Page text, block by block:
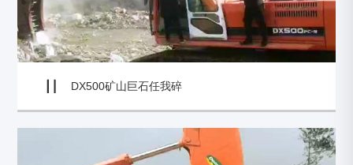
DX500矿山巨石任我碎